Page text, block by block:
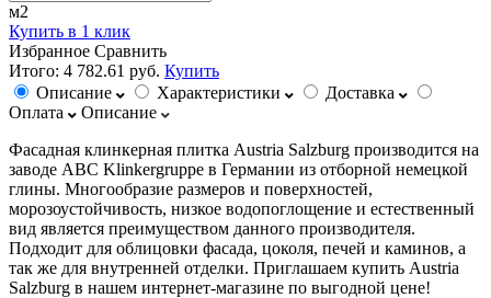
м2
Купить в 1 клик
Избранное Сравнить
Итого: 4 782.61 руб. Купить
Описание
Характеристики
Доставка
Оплата
Описание
Фасадная клинкерная плитка Austria Salzburg производится на
заводе ABC Klinkergruppe в Германии из отборной немецкой
глины. Многообразие размеров и поверхностей,
морозоустойчивость, низкое водопоглощение и естественный
вид является преимуществом данного производителя.
Подходит для облицовки фасада, цоколя, печей и каминов, а
так же для внутренней отделки. Приглашаем купить Austria
Salzburg в нашем интернет-магазине по выгодной цене!